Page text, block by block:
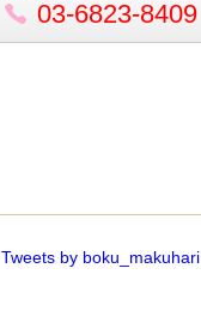
03-6823-8409
Tweets by boku_makuhari